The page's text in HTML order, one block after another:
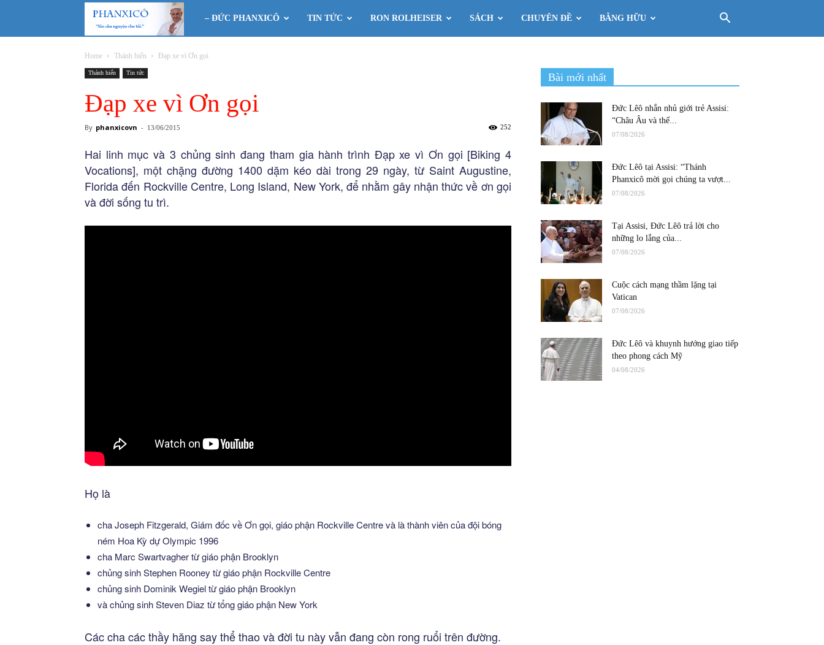
Phanxicô
– ĐỨC PHANXICÔ TIN TỨC RON ROLHEISER SÁCH CHUYÊN ĐỀ BẰNG HỮU
Home Thánh hiến Đạp xe vì Ơn gọi
Thánh hiến Tin tức
Đạp xe vì Ơn gọi
By phanxicovn - 13/06/2015 252
Hai linh mục và 3 chủng sinh đang tham gia hành trình Đạp xe vì Ơn gọi [Biking 4
Vocations], một chặng đường 1400 dặm kéo dài trong 29 ngày, từ Saint Augustine,
Florida đến Rockville Centre, Long Island, New York, để nhằm gây nhận thức về ơn gọi
và đời sống tu trì.
Họ là
cha Joseph Fitzgerald, Giám đốc về Ơn gọi, giáo phận Rockville Centre và là thành viên của đội bóng
ném Hoa Kỳ dự Olympic 1996
cha Marc Swartvagher từ giáo phận Brooklyn
chủng sinh Stephen Rooney từ giáo phận Rockville Centre
chủng sinh Dominik Wegiel từ giáo phận Brooklyn
và chủng sinh Steven Diaz từ tổng giáo phận New York
Các cha các thầy hăng say thể thao và đời tu này vẫn đang còn rong ruổi trên đường.
Bài mới nhất
Đức Lêô nhắn nhủ giới trẻ Assisi:
“Châu Âu và thế...
07/08/2026
Đức Lêô tại Assisi: “Thánh
Phanxicô mời gọi chúng ta vượt...
07/08/2026
Tại Assisi, Đức Lêô trả lời cho
những lo lắng của...
07/08/2026
Cuộc cách mạng thầm lặng tại
Vatican
07/08/2026
Đức Lêô và khuynh hướng giao tiếp
theo phong cách Mỹ
04/08/2026